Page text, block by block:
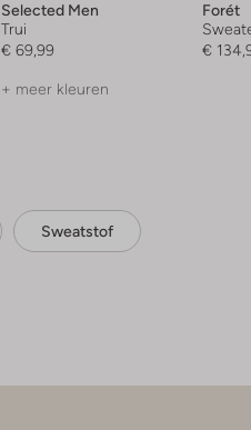
Selected Men
Trui
€ 69,99
+ meer kleuren
Forét
€
Sweatstof